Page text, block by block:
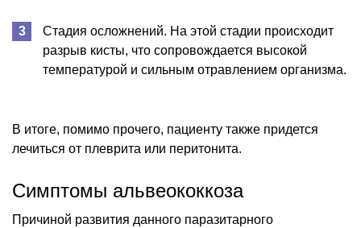
Стадия осложнений. На этой стадии происходит
разрыв кисты, что сопровождается высокой
температурой и сильным отравлением организма.
В итоге, помимо прочего, пациенту также придется
лечиться от плеврита или перитонита.
Симптомы альвеококкоза
Причиной развития данного паразитарного